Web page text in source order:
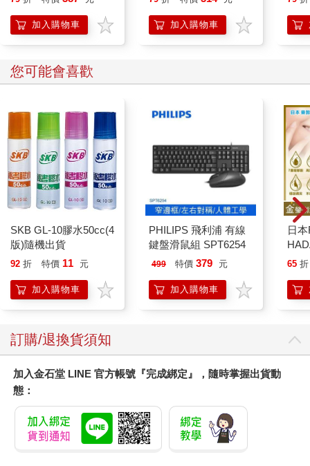
加入購物車 加入購物車
您可能會喜歡
SKB GL-10膠水50cc(4
版)隨機出貨
92 折 特價 11 元
加入購物車
PHILIPS 飛利浦 有線
鍵盤滑鼠組 SPT6254
499 特價 379 元
加入購物車
日
金
臉
65 折
訂購/退換貨須知
加入金石堂 LINE 官方帳號『完成綁定』，隨時掌握出貨動
態：